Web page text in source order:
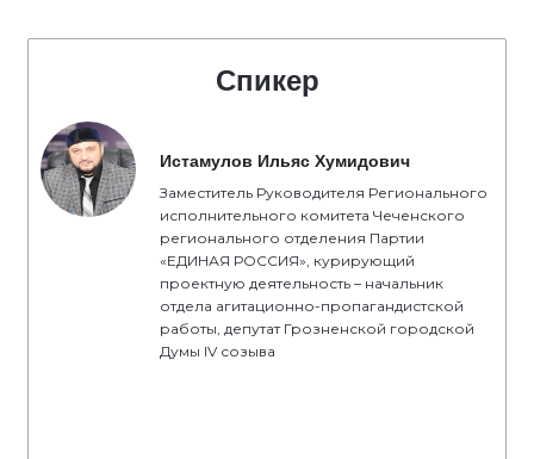
Спикер
Истамулов Ильяс Хумидович
Заместитель Руководителя Регионального
исполнительного комитета Чеченского
регионального отделения Партии
«ЕДИНАЯ РОССИЯ», курирующий
проектную деятельность – начальник
отдела агитационно-пропагандистской
работы, депутат Грозненской городской
Думы IV созыва